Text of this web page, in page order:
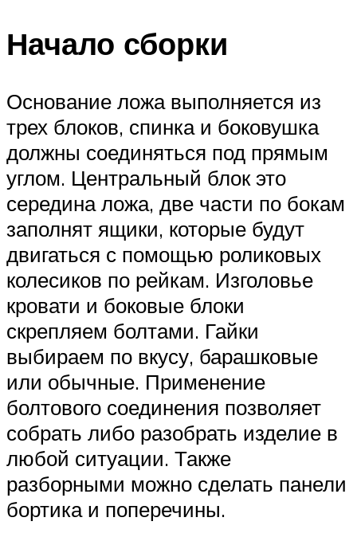
Начало сборки
Основание ложа выполняется из
трех блоков, спинка и боковушка
должны соединяться под прямым
углом. Центральный блок это
середина ложа, две части по бокам
заполнят ящики, которые будут
двигаться с помощью роликовых
колесиков по рейкам. Изголовье
кровати и боковые блоки
скрепляем болтами. Гайки
выбираем по вкусу, барашковые
или обычные. Применение
болтового соединения позволяет
собрать либо разобрать изделие в
любой ситуации. Также
разборными можно сделать панели
бортика и поперечины.